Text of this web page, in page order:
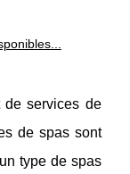
de services de
de spas sont
type de spas